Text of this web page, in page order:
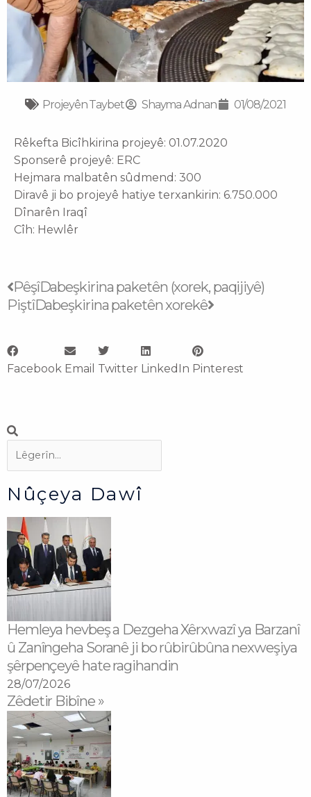
Projeyên Taybet Shayma Adnan 01/08/2021
Rêkefta Bicîhkirina projeyê: 01.07.2020
Sponserê projeyê: ERC
Hejmara malbatên sûdmend: 300
Diravê ji bo projeyê hatiye terxankirin: 6.750.000
Dînarên Iraqî
Cîh: Hewlêr
Prev
PêşîDabeşkirina paketên (xorek, paqijiyê)
PiştîDabeşkirina paketên xorekê
Next
Facebook Email Twitter LinkedIn Pinterest
Search
Nûçeya Dawî
Hemleya hevbeş a Dezgeha Xêrxwazî ya Barzanî
û Zanîngeha Soranê ji bo rûbirûbûna nexweşiya
şêrpençeyê hate ragihandin
28/07/2026
Zêdetir Bibîne »